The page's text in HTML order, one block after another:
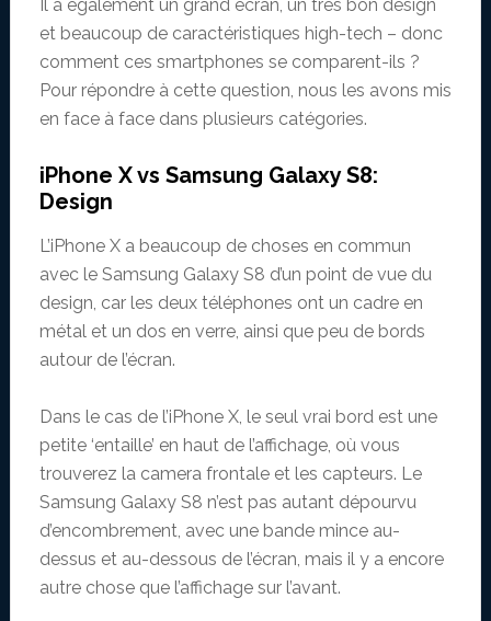
Il a également un grand écran, un très bon design
et beaucoup de caractéristiques high-tech – donc
comment ces smartphones se comparent-ils ?
Pour répondre à cette question, nous les avons mis
en face à face dans plusieurs catégories.
iPhone X vs Samsung Galaxy S8:
Design
L’iPhone X a beaucoup de choses en commun
avec le Samsung Galaxy S8 d’un point de vue du
design, car les deux téléphones ont un cadre en
métal et un dos en verre, ainsi que peu de bords
autour de l’écran.
Dans le cas de l’iPhone X, le seul vrai bord est une
petite ‘entaille’ en haut de l’affichage, où vous
trouverez la camera frontale et les capteurs. Le
Samsung Galaxy S8 n’est pas autant dépourvu
d’encombrement, avec une bande mince au-
dessus et au-dessous de l’écran, mais il y a encore
autre chose que l’affichage sur l’avant.